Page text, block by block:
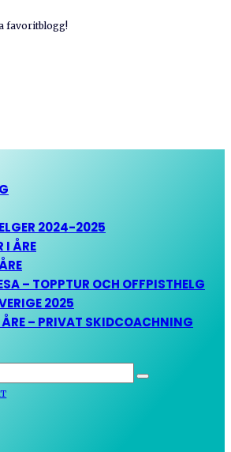
favoritblogg!
2024-2025
I ÅRE
– TOPPTUR OCH OFFPISTHELG
2025
– PRIVAT SKIDCOACHNING